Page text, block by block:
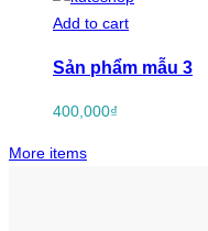
Add to cart
Sản phẩm mẫu 3
400,000₫
More items